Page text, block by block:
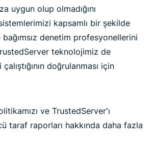
uygun olup olmadığını
kapsamlı bir şekilde
denetim profesyonellerini
teknolojimiz de
çalıştığının doğrulanması için
ve TrustedServer'ı
taraf raporları hakkında daha fazla